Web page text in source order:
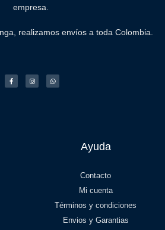
empresa.
realizamos envíos a toda Colombia.
Ayuda
Contacto
Mi cuenta
Términos y condiciones
Envios y Garantias